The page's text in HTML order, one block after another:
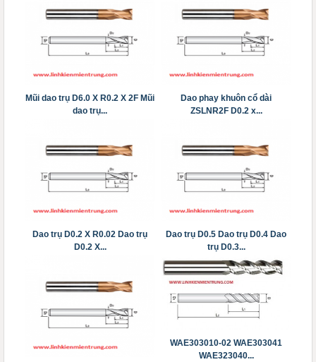
Mũi dao trụ D6.0 X R0.2 X 2F Mũi
dao trụ...
Dao phay khuôn cổ dài
ZSLNR2F D0.2 x...
Dao trụ D0.2 X R0.02 Dao trụ
D0.2 X...
Dao trụ D0.5 Dao trụ D0.4 Dao
trụ D0.3...
WAE303010-02 ​​​​​​​WAE303041
WAE323040...